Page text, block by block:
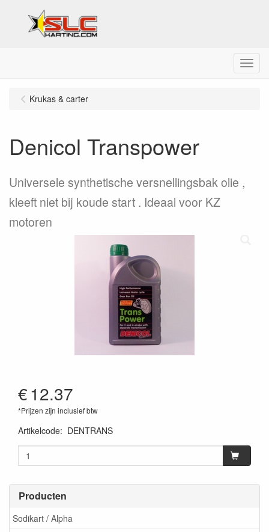
Menu
Producten
Sodikart / Alpha
Krukas & carter
Denicol Transpower
Universele synthetische versnellingsbak olie ,
kleeft niet bij koude start . Ideaal voor KZ
motoren
€12.37
*Prijzen zijn inclusief btw
Artikelcode: DENTRANS